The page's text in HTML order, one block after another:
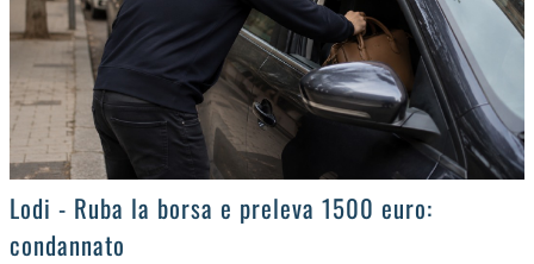
>Lodi - Ruba la borsa e preleva 1500 euro:
condannato